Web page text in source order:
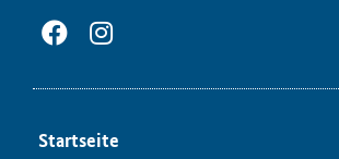
Start­sei­te